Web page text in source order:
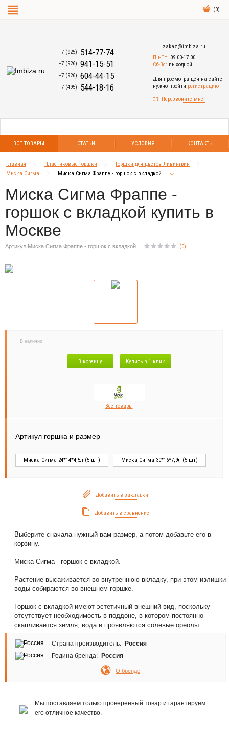
(0)
+7 (925) 514-77-74
+7 (926) 941-15-51
+7 (926) 604-44-15
+7 (495) 544-18-16
zakaz@imbiza.ru
Пн-Пт: 09.00-17.00
Сб-Вс: выходной
Для просмотра цен на сайте
нужно пройти регистрацию
Перезвоните мне!
ВСЕ ТОВАРЫ СТАТЬИ УСЛОВИЯ КОНТАКТЫ
Главная Пластиковые горшки
Горшки для цветов Ливингрин
Миска Сигма
Миска Сигма Фраппе - горшок с вкладкой
Миска Сигма Фраппе -
горшок с вкладкой купить в
Москве
Артикул Миска Сигма Фраппе - горшок с вкладкой (0)
В наличии
В корзину Купить в 1 клик
Все товары
Артикул горшка и размер
Миска Сигма 24*14*4,5л (5 шт) Миска Сигма 30*16*7,9л (5 шт)
Добавить в закладки
Добавить в сравнение
Выберите сначала нужный вам размер, а потом добавьте его в
корзину.
Миска Сигма - горшок с вкладкой.
Растение высаживается во внутреннюю вкладку, при этом излишки
воды собираются во внешнем горшке.
Горшок с вкладкой имеют эстетичный внешний вид, поскольку
отсутствует необходимость в поддоне, в котором постоянно
скапливается земля, вода и проявляются солевые ореолы.
Страна производитель:
Россия
Родина бренда:
Россия
О бренде
Мы поставляем только проверенный товар и гарантируем
его отличное качество.